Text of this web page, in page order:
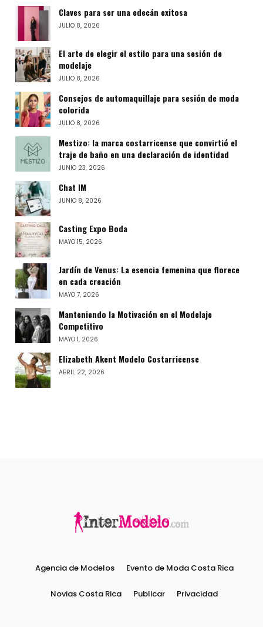
Claves para ser una edecán exitosa
JULIO 8, 2026
El arte de elegir el estilo para una sesión de
modelaje
JULIO 8, 2026
Consejos de automaquillaje para sesión de moda
colorida
JULIO 8, 2026
Mestizo: la marca costarricense que convirtió el
traje de baño en una declaración de identidad
JUNIO 23, 2026
Chat IM
JUNIO 8, 2026
Casting Expo Boda
MAYO 15, 2026
Jardín de Venus: La esencia femenina que florece
en cada creación
MAYO 7, 2026
Manteniendo la Motivación en el Modelaje
Competitivo
MAYO 1, 2026
Elizabeth Akent Modelo Costarricense
ABRIL 22, 2026
Agencia de Modelos Evento de Moda Costa Rica
Novias Costa Rica Publicar Privacidad